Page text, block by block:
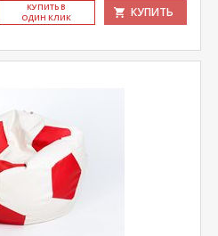
КУ­ПИТЬ В
ОДИН КЛИК
КУПИТЬ